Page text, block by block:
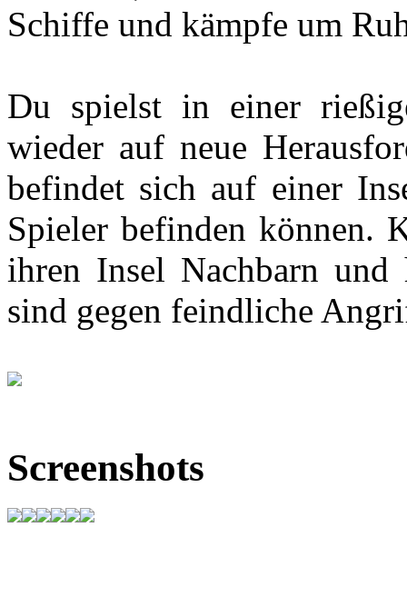
Schiffe und kämpfe um
Du spielst in einer
wieder auf neue
befindet sich auf einer
Spieler befinden können.
ihren Insel Nachbarn und
sind gegen feindliche
Screenshots